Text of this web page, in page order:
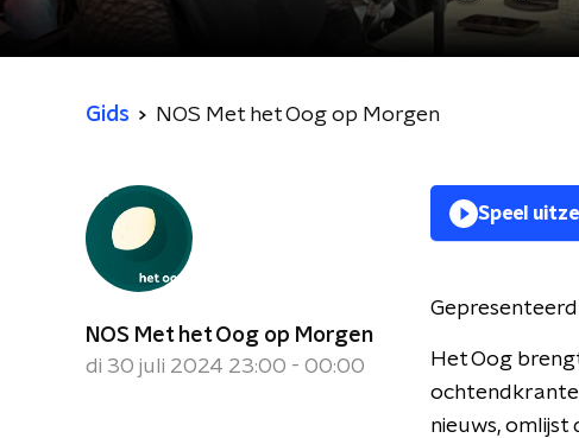
Gids NOS Met het Oog op Morgen
NOS Met het Oog op Morgen
di 30 juli 2024 23:00 - 00:00
Speel
Het Oog
nieuws, omlijst